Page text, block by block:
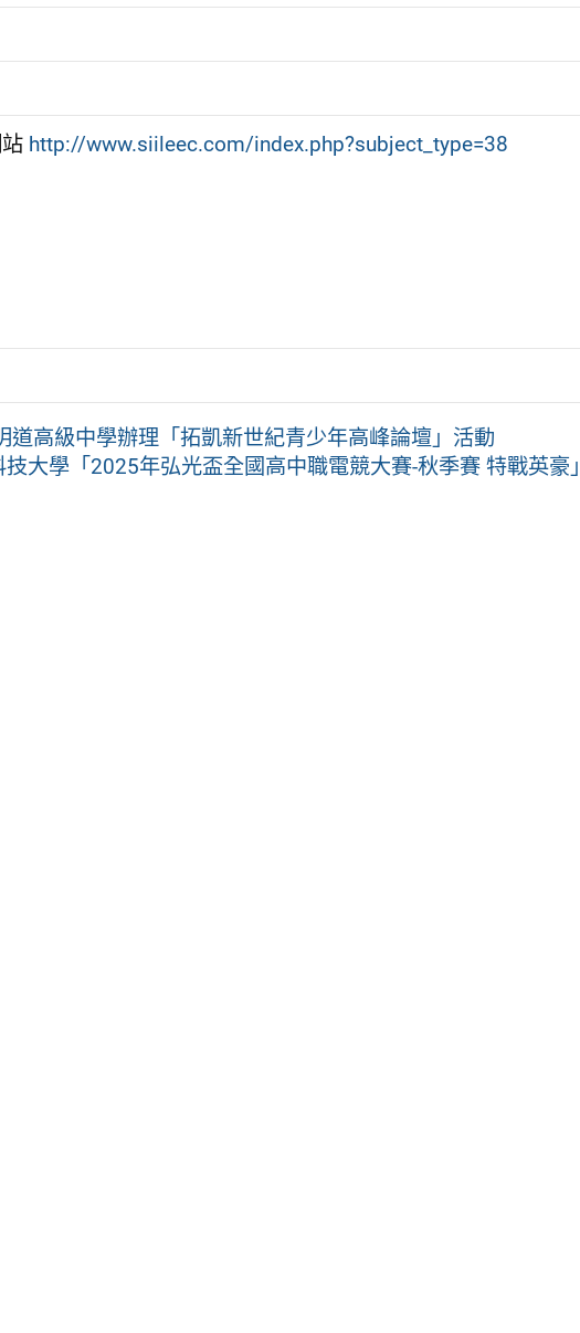
http://www.siileec.com/index.php?subject_type=38
道高級中學辦理「拓凱新世紀青少年高峰論壇」活動
技大學「2025年弘光盃全國高中職電競大賽-秋季賽 特戰英豪」